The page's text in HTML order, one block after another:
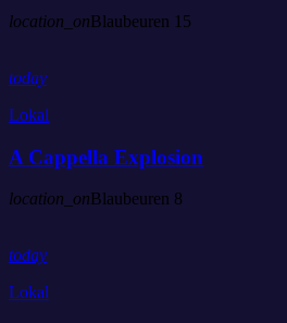
location_onBlaubeuren 15
today
Lokal
A Cappella Explosion
location_on Blaubeuren 8
today
Lokal